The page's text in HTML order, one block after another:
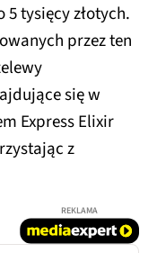
tysięcy złotych.
przez ten
się w
Express Elixir
z
REKLAMA